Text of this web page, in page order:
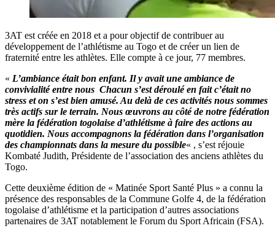
3AT est créée en 2018 et a pour objectif de contribuer au
développement de l’athlétisme au Togo et de créer un lien de
fraternité entre les athlètes. Elle compte à ce jour, 77 membres.
« L’ambiance était bon enfant. Il y avait une ambiance de
convivialité entre nous Chacun s’est déroulé en fait c’était no
stress et on s’est bien amusé. Au delà de ces activités nous sommes
très actifs sur le terrain. Nous œuvrons au côté de notre fédération
mère la fédération togolaise d’athlétisme à faire des actions au
quotidien. Nous accompagnons la fédération dans l’organisation
des championnats dans la mesure du possible« , s’est réjouie
Kombaté Judith, Présidente de l’association des anciens athlètes du
Togo.
Cette deuxième édition de « Matinée Sport Santé Plus » a connu la
présence des responsables de la Commune Golfe 4, de la fédération
togolaise d’athlétisme et la participation d’autres associations
partenaires de 3AT notablement le Forum du Sport Africain (FSA).